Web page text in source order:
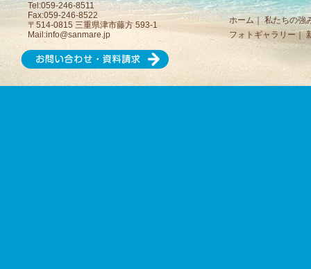
Tel:059-246-8511
Fax:059-246-8522
〒514-0815 三重県津市藤方 593-1
Mail:info@sanmare.jp
ホーム
私たちの強
フォトギャラリー｜